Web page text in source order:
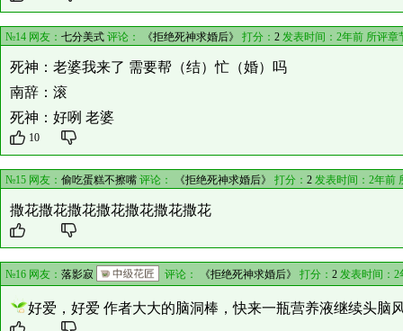
№14 网友： 七分美式 评论： 《拒绝死神求婚后》 打分： 2 发表时间：2年前 所评章
死神：老婆我来了 需要帮（结）忙（婚）吗
南辞：滚
死神：好咧 老婆
10
№15 网友： 偷吃蛋糕不擦嘴 评论： 《拒绝死神求婚后》 打分： 2 发表时间：2年前
撒花撒花撒花撒花撒花撒花撒花
№16 网友： 落影寂 评论： 《拒绝死神求婚后》 打分： 2发表时间：2
好爱，好爱 作者大大的脑洞棒，快来一瓶营养液继续头脑